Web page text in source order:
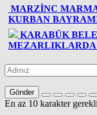
MARZİNC
KURBAN
KARABÜK
Gönder
En az 10 karakter gerekli